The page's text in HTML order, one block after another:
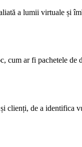
a lumii virtuale și
cum ar fi pachetele de
clienți, de a identifica